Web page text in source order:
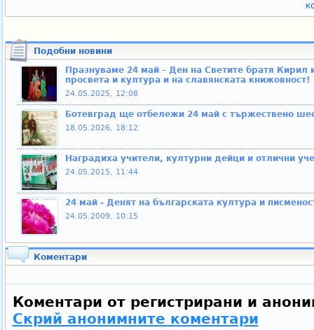
Подобни новини
Празнуваме 24 май – Ден на Светите братя Кирил
просвета и култура и на славянската книжовност!
24.05.2025, 12:08
Ботевград ще отбележи 24 май с тържествено
18.05.2026, 18:12
Наградиха учители, културни дейци и отлични
24.05.2015, 11:44
24 май - Денят на българската култура и
24.05.2009, 10:15
Коментари
Коментари от регистрирани и
Скрий анонимните коментари